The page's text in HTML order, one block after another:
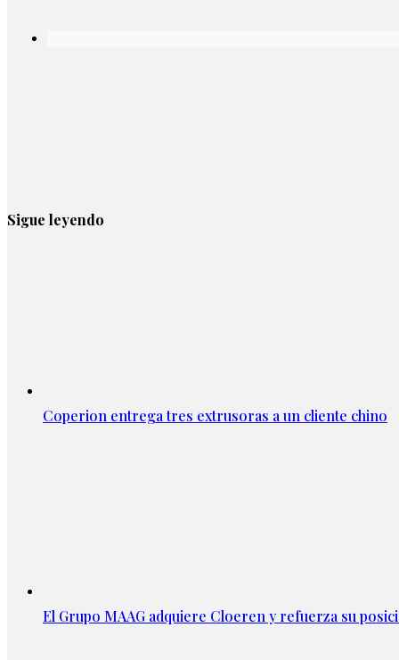
Sigue leyendo
Coperion entrega tres extrusoras a un cliente chino
El Grupo MAAG adquiere Cloeren y refuerza su